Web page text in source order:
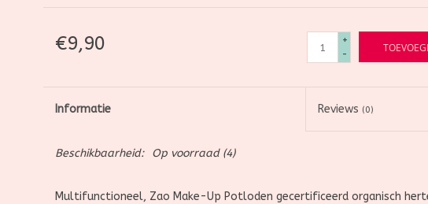
€9,90
+
-
Informatie Reviews (0)
Beschikbaarheid: Op voorraad(4)
Multifunctioneel, Zao Make-Up Potloden gecertificeerd organisch